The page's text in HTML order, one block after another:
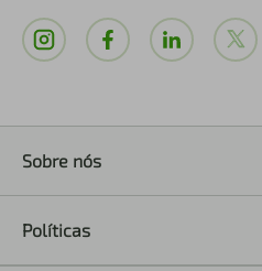
Sobre nós
Políticas